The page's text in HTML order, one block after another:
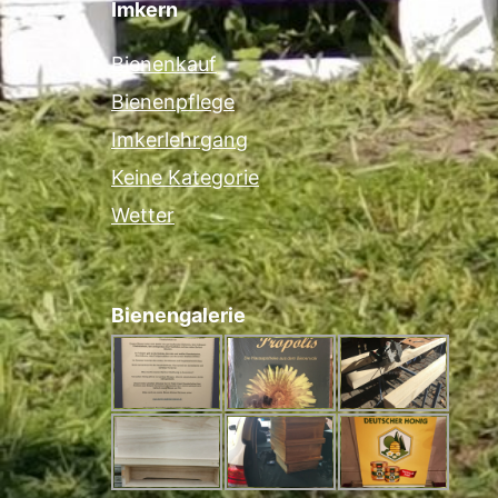
Imkern
Bienenkauf
Bienenpflege
Imkerlehrgang
Keine Kategorie
Wetter
Bienengalerie